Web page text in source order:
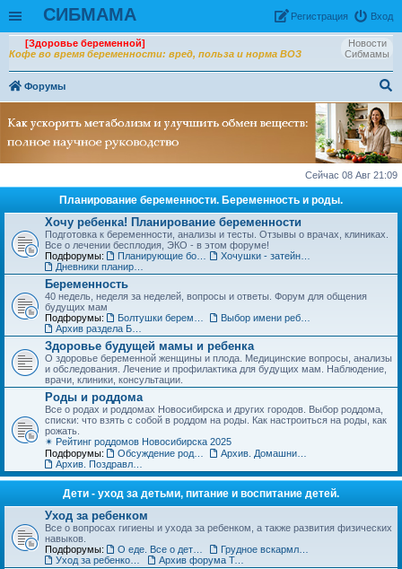
СИБМАМА Вход
Рeгиcтpaция
Новости
Сибмамы
[Здоровье беременной]
Кофе во время беременности: вред, польза и норма ВОЗ
Форумы
ои
ск
Сейчас 08 Авг 21:09
Планирование беременности. Беременность и роды.
Хочу ребенка! Планирование беременности
Подготовка к беременности, анализы и тесты. Отзывы о врачах, клиниках.
Все о лечении бесплодия, ЭКО - в этом форуме!
Подфорумы:
Беременность
40 недель, неделя за неделей, вопросы и ответы. Форум для общения
будущих мам
Подфорумы:
Здоровье будущей мамы и ребенка
О здоровье беременной женщины и плода. Медицинские вопросы, анализы
и обследования. Лечение и профилактика для будущих мам. Наблюдение,
врачи, клиники, консультации.
Роды и роддома
Все о родах и роддомах Новосибирска и других городов. Выбор роддома,
списки: что взять с собой в роддом на роды. Как настроиться на роды, как
рожать.
✴ Рейтинг роддомов Новосибирска 2025
Подфорумы:
Дети - уход за детьми, питание и воспитание детей.
Уход за ребенком
Все о вопросах гигиены и ухода за ребенком, а также развития физических
навыков.
Подфорумы:
Архив форума Товары для детей